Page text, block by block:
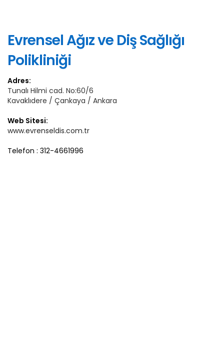
Evrensel Ağız ve Diş Sağlığı
Polikliniği
Adres:
Tunalı Hilmi cad. No:60/6
Kavaklıdere / Çankaya / Ankara
Web Sitesi:
www.evrenseldis.com.tr
Telefon : 312-4661996